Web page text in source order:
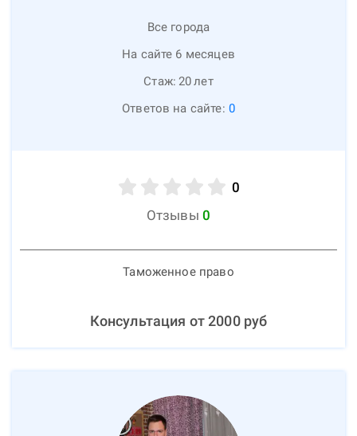
Все города
На сайте 6 месяцев
Стаж: 20лет
Ответов на сайте: 0
0
Отзывы 0
Таможенное право
Консультация от2000руб